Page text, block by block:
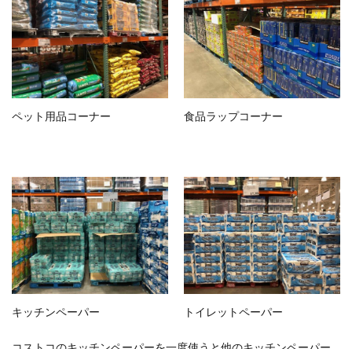
ペット用品コーナー 食品ラップコーナー
キッチンペーパー トイレットペーパー